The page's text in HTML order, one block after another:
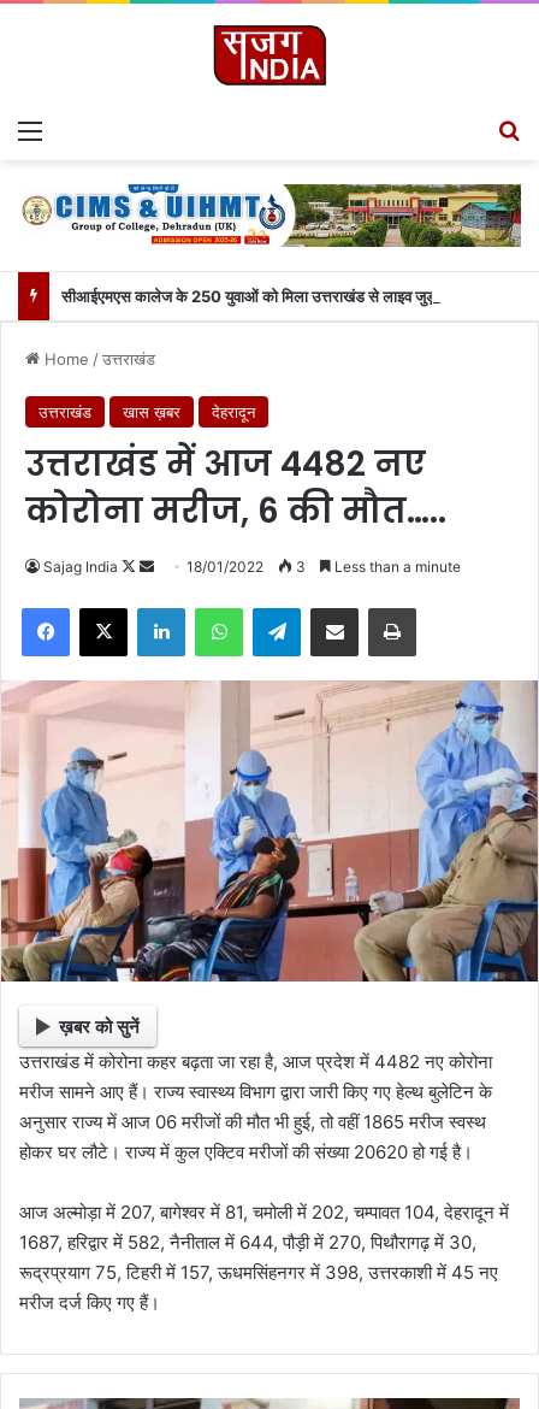
Menu
सीआईएमएस कालेज के 250 युवाओं को मिला उत्तराखंड से लाइव जुड़ने का मौका
Home /उत्तराखंड
उत्तराखंड खास ख़बर देहरादून
उत्तराखंड में आज 4482 नए
कोरोना मरीज, 6 की मौत…..
Sajag India
Follow
Send
email
18/01/2022 3 Less than a minute
Facebook
X LinkedInWhatsAppTelegramShare via Email Print
ख़बर को सुनें
उत्तराखंड में कोरोना कहर बढ़ता जा रहा है, आज प्रदेश में 4482 नए कोरोना
मरीज सामने आए हैं। राज्य स्वास्थ्य विभाग द्वारा जारी किए गए हेल्थ बुलेटिन के
अनुसार राज्य में आज 06 मरीजों की मौत भी हुई, तो वहीं 1865 मरीज स्वस्थ
होकर घर लौटे। राज्य में कुल एक्टिव मरीजों की संख्या 20620 हो गई है।
आज अल्मोड़ा में 207, बागेश्वर में 81, चमोली में 202, चम्पावत 104, देहरादून में
1687, हरिद्वार में 582, नैनीताल में 644, पौड़ी में 270, पिथौरागढ़ में 30,
रूद्रप्रयाग 75, टिहरी में 157, ऊधमसिंहनगर में 398, उत्तरकाशी में 45 नए
मरीज दर्ज किए गए हैं।